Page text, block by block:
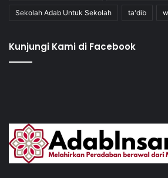
Sekolah Adab Untuk Sekolah ta'dib
Kunjungi Kami di Facebook